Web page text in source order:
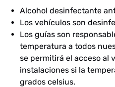
Alcohol desinfectante
Los vehículos son
Los guías son
temperatura a todos
se permitirá el acceso al
instalaciones si la
grados celsius.